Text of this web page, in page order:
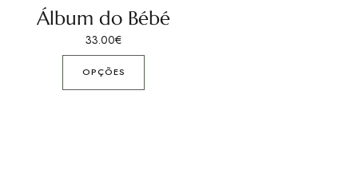
Álbum do Bébé
33.00€
OPÇÕES